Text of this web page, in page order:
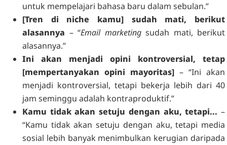
untuk mempelajari bahasa baru dalam sebulan.”
[Tren di niche kamu] sudah mati, berikut
alasannya – “Email marketing sudah mati, berikut
alasannya.”
Ini akan menjadi opini kontroversial, tetap
[mempertanyakan opini mayoritas] – “Ini akan
menjadi kontroversial, tetapi bekerja lebih dari 40
jam seminggu adalah kontraproduktif.”
Kamu tidak akan setuju dengan aku, tetapi... –
“Kamu tidak akan setuju dengan aku, tetapi media
sosial lebih banyak menimbulkan kerugian daripada